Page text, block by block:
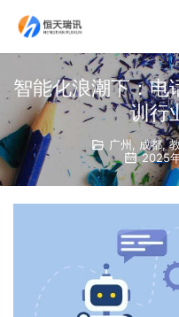
智能化浪潮下：电
训行
广州, 成都,
2025